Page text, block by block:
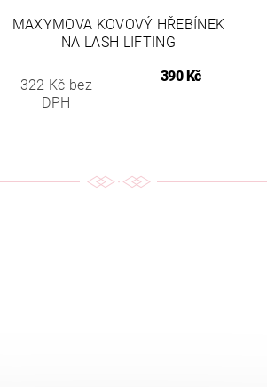
MAXYMOVA KOVOVÝ HŘEBÍNEK
NA LASH LIFTING
322 Kč bez
DPH
390 Kč